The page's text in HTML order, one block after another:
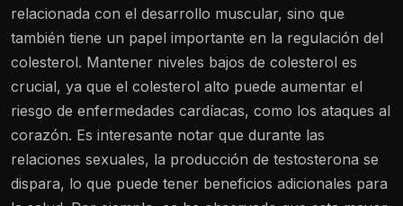
relacionada con el desarrollo muscular, sino que
también tiene un papel importante en la regulación del
colesterol. Mantener niveles bajos de colesterol es
crucial, ya que el colesterol alto puede aumentar el
riesgo de enfermedades cardíacas, como los ataques al
corazón. Es interesante notar que durante las
relaciones sexuales, la producción de testosterona se
dispara, lo que puede tener beneficios adicionales para